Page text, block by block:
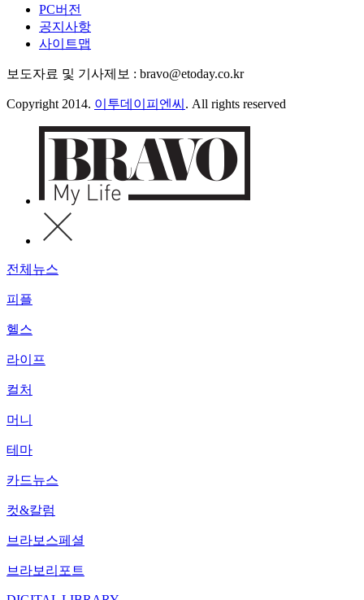
PC버전
공지사항
사이트맵
보도자료 및 기사제보 : bravo@etoday.co.kr
Copyright 2014. 이투데이피엔씨 . All rights reserved
전체뉴스
피플
헬스
라이프
컬처
머니
테마
카드뉴스
컷&칼럼
브라보스페셜
브라보리포트